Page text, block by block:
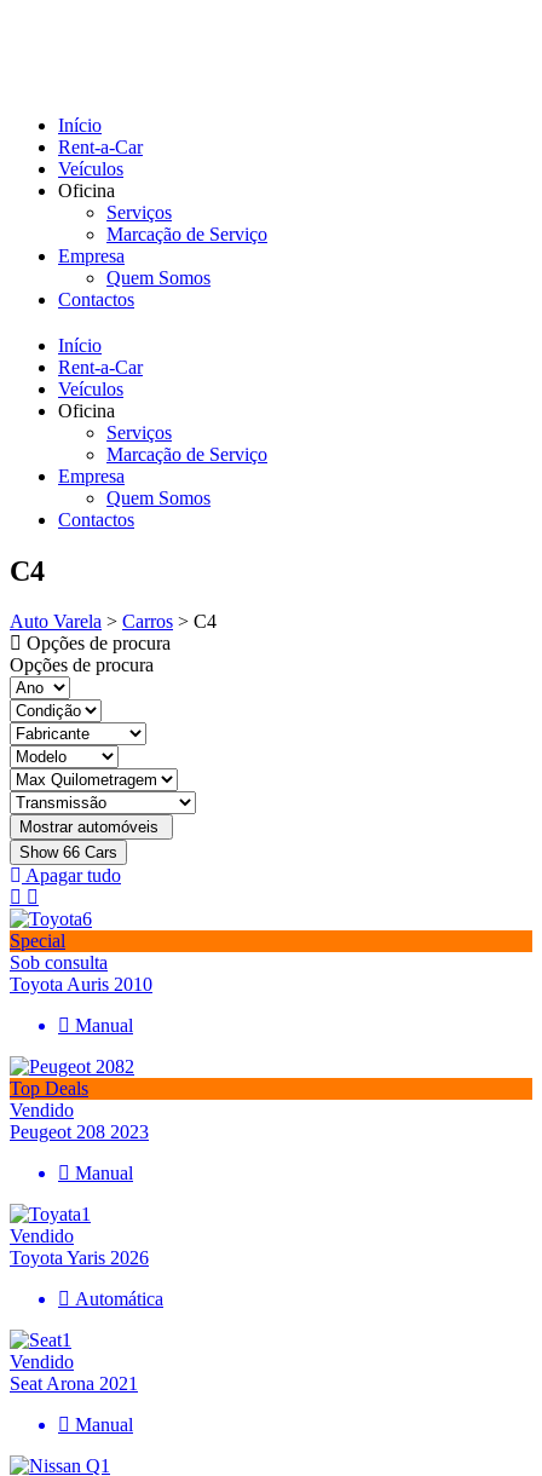
Início
Rent-a-Car
Veículos
Oficina
Serviços
Marcação de Serviço
Empresa
Quem Somos
Contactos
Início
Rent-a-Car
Veículos
Oficina
Serviços
Marcação de Serviço
Empresa
Quem Somos
Contactos
C4
Auto Varela > Carros > C4
Opções de procura
Opções de procura
Show 66 Cars
Apagar tudo
Special
Sob consulta
Toyota Auris 2010
Manual
Top Deals
Vendido
Peugeot 208 2023
Manual
Vendido
Toyota Yaris 2026
Automática
Vendido
Seat Arona 2021
Manual